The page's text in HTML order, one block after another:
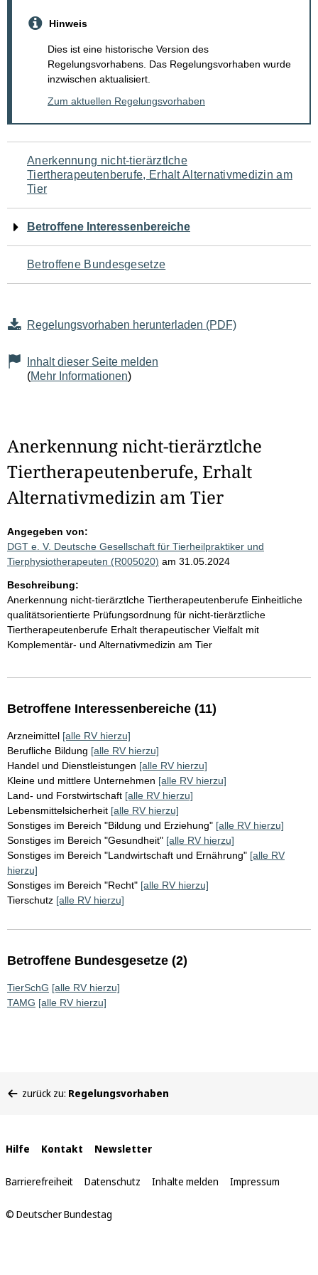
Hinweis
Dies ist eine historische Version des
Regelungsvorhabens. Das Regelungsvorhaben wurde
inzwischen aktualisiert.
Zum aktuellen Regelungsvorhaben
Navigation
für
den
Seiteninhalt
Anerkennung nicht-tierärztlche
Tiertherapeutenberufe, Erhalt Alternativmedizin am
Tier
Betroffene Interessenbereiche
Betroffene Bundesgesetze
Regelungsvorhaben herunterladen (PDF)
Inhalt dieser Seite melden
(Mehr Informationen)
Anerkennung nicht-tierärztlche
Tiertherapeutenberufe, Erhalt
Alternativmedizin am Tier
Angegeben von:
DGT e. V. Deutsche Gesellschaft für Tierheilpraktiker und
Tierphysiotherapeuten (R005020) am 31.05.2024
Beschreibung:
Anerkennung nicht-tierärztlche Tiertherapeutenberufe Einheitliche
qualitätsorientierte Prüfungsordnung für nicht-tierärztliche
Tiertherapeutenberufe Erhalt therapeutischer Vielfalt mit
Komplementär- und Alternativmedizin am Tier
Betroffene Interessenbereiche (11)
Arzneimittel [alle RV hierzu]
Berufliche Bildung [alle RV hierzu]
Handel und Dienstleistungen [alle RV hierzu]
Kleine und mittlere Unternehmen [alle RV hierzu]
Land- und Forstwirtschaft [alle RV hierzu]
Lebensmittelsicherheit [alle RV hierzu]
Sonstiges im Bereich "Bildung und Erziehung" [alle RV hierzu]
Sonstiges im Bereich "Gesundheit" [alle RV hierzu]
Sonstiges im Bereich "Landwirtschaft und Ernährung" [alle RV
hierzu]
Sonstiges im Bereich "Recht" [alle RV hierzu]
Tierschutz [alle RV hierzu]
Betroffene Bundesgesetze (2)
TierSchG [alle RV hierzu]
TAMG [alle RV hierzu]
befinden
zurück zu: Regelungsvorhaben
Interne
Links
Hilfe Kontakt Newsletter
Barrierefreiheit Datenschutz Inhalte melden Impressum
© Deutscher Bundestag